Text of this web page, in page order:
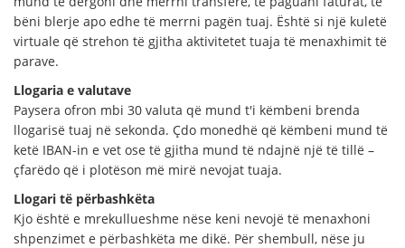
bëni blerje apo edhe të merrni pagën tuaj. Është si një kuletë
virtuale që strehon të gjitha aktivitetet tuaja të menaxhimit të
parave.
Llogaria e valutave
Paysera ofron mbi 30 valuta që mund t'i këmbeni brenda
llogarisë tuaj në sekonda. Çdo monedhë që këmbeni mund të
ketë IBAN-in e vet ose të gjitha mund të ndajnë një të tillë –
çfarëdo që i plotëson më mirë nevojat tuaja.
Llogari të përbashkëta
Kjo është e mrekullueshme nëse keni nevojë të menaxhoni
shpenzimet e përbashkëta me dikë. Për shembull, nëse ju